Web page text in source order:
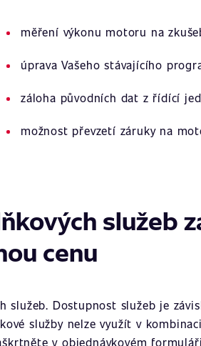
měření výkonu motoru na
úprava Vašeho stávajícího
záloha původních dat z řídící
možnost převzetí záruky na
služeb
cenu
služeb. Dostupnost služeb je
služby nelze využít v
v objednávkovém